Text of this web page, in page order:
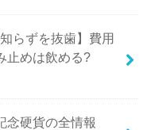
らずを抜歯】費用
止めは飲める?
念硬貨の全情報